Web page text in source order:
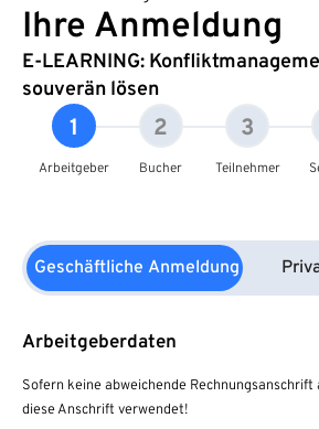
Ihre Anmeldung
E-LEARNING:
souverän lösen
1
Arbeitgeber
2
Bucher
3
Teilnehmer
Geschäftliche Anmeldung
Arbeitgeberdaten
Sofern keine abweichende Rechnungsanschrift
diese Anschrift verwendet!